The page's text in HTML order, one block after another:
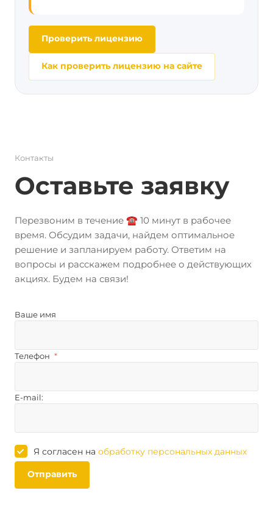
Проверить лицензию
Как проверить лицензию на сайте
Контакты
Оставьте заявку
Перезвоним в течение ☎️ 10 минут в рабочее
время. Обсудим задачи, найдем оптимальное
решение и запланируем работу. Ответим на
вопросы и расскажем подробнее о действующих
акциях. Будем на связи!
Ваше имя
Телефон *
E-mail:
Я согласен на обработку персональных данных
Отправить